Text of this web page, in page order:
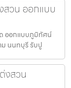
วน ออกแบบ
ออกแบบภูมิทัศน์
ม นนทบุรี รับปู
งสวน